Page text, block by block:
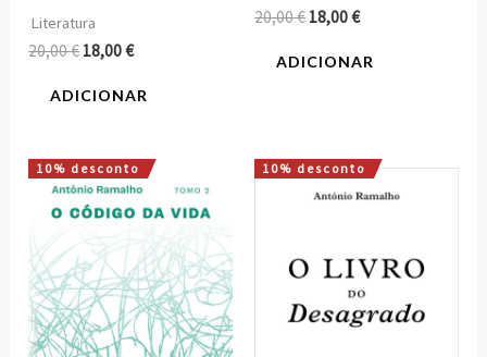
Literatura
20,00€ 18,00€
ADICIONAR
20,00€ 18,00€
ADICIONAR
10% desconto
O
preço
original
era:
20,00 €.
O
preço
atual
18,00 €.
10% desconto
O
preço
23,32 €.
O
preço
20,99 €.